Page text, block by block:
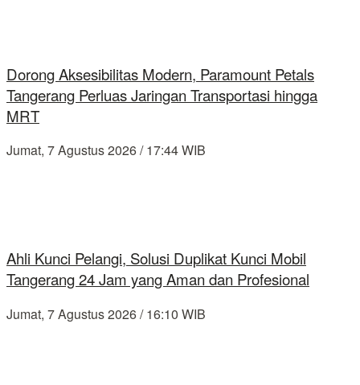
Dorong Aksesibilitas Modern, Paramount Petals
Tangerang Perluas Jaringan Transportasi hingga
MRT
Jumat, 7 Agustus 2026 / 17:44 WIB
Ahli Kunci Pelangi, Solusi Duplikat Kunci Mobil
Tangerang 24 Jam yang Aman dan Profesional
Jumat, 7 Agustus 2026 / 16:10 WIB